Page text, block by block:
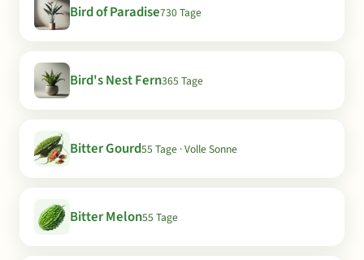
Bird of Paradise730 Tage
Bird's Nest Fern365 Tage
Bitter Gourd55 Tage · Volle Sonne
Bitter Melon55 Tage